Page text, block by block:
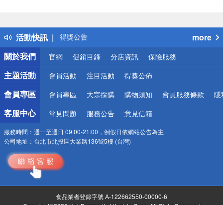
活動快訊
得獎公告
熱門話題
銀行優惠
偏遠地區配送
詐騙網頁！請小心！
more
關於我們
官網 促銷目錄 分店資訊 保險服務
主題活動 會員活動 注目活動 得獎公佈
會員專區 會員專區 大宗採購 購物須知 會員服務條款 隱
客服中心 常見問題 服務公告 意見信箱
服務時間： 週一至週日 09:00-21:00，例假日依網站公告為主
公司地址： 台北市北投區大業路136號5樓 (台灣)
食品業者登錄字號 A-122662550-00000-6